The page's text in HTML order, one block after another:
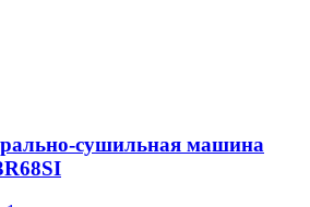
сушильная машина